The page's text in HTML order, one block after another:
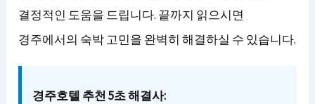
결정적인 도움을 드립니다. 끝까지 읽으시면
경주에서의 숙박 고민을 완벽히 해결하실 수 있습니다.
경주호텔 추천 5초 해결사: